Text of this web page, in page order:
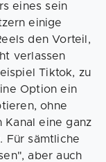
eines sein
einige
den Vorteil,
verlassen
Tiktok, zu
Option ein
ohne
Kanal eine ganz
Für sämtliche
aber auch